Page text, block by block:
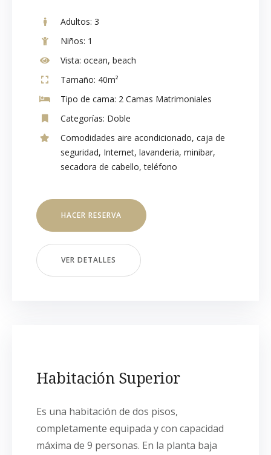
Adultos: 3
Niños: 1
Vista: ocean, beach
Tamaño: 40m²
Tipo de cama: 2 Camas Matrimoniales
Categorías: Doble
Comodidades aire acondicionado, caja de
seguridad, Internet, lavanderia, minibar,
secadora de cabello,teléfono
HACER RESERVA
VER DETALLES
Habitación Superior
Es una habitación de dos pisos,
completamente equipada y con capacidad
máxima de 9 personas. En la planta baja